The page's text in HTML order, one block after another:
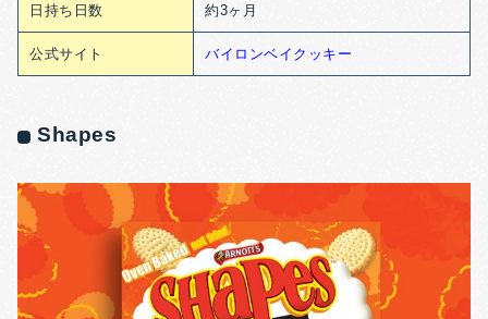
日持ち日数 約3ヶ月
公式サイト バイロンベイクッキー
Shapes